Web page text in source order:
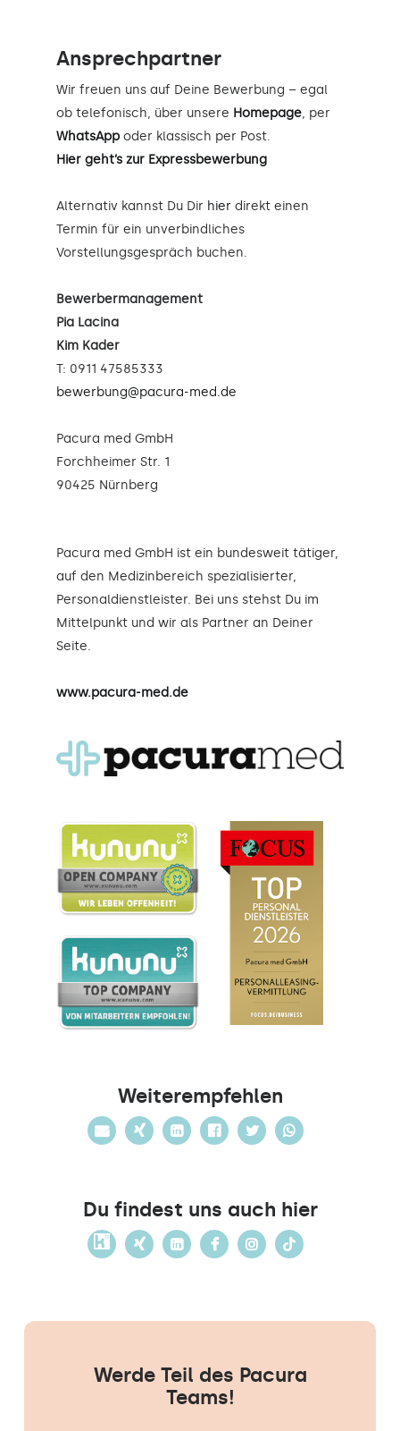
Ansprechpartner
Wir freuen uns auf Deine Bewerbung – egal
ob telefonisch, über unsere Homepage, per
WhatsApp oder klassisch per Post.
Hier geht’s zur Expressbewerbung
Alternativ kannst Du Dir hier direkt einen
Termin für ein unverbindliches
Vorstellungsgespräch buchen.
Bewerbermanagement
Pia Lacina
Kim Kader
T: 0911 47585333
bewerbung@pacura-med.de
Pacura med GmbH
Forchheimer Str. 1
90425 Nürnberg
Pacura med GmbH ist ein bundesweit tätiger,
auf den Medizinbereich spezialisierter,
Personaldienstleister. Bei uns stehst Du im
Mittelpunkt und wir als Partner an Deiner
Seite.
www.pacura-med.de
Weiterempfehlen
Du findest uns auch hier
Werde Teil des Pacura
Teams!